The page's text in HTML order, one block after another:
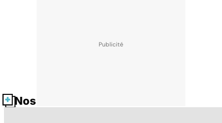
Nos fiches santé